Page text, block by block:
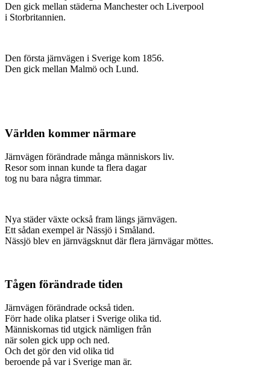
Den gick mellan städerna Manchester och Liverpool
i Storbritannien.
Den första järnvägen i Sverige kom 1856.
Den gick mellan Malmö och Lund.
Världen kommer närmare
Järnvägen förändrade många människors liv.
Resor som innan kunde ta flera dagar
tog nu bara några timmar.
Nya städer växte också fram längs järnvägen.
Ett sådan exempel är Nässjö i Småland.
Nässjö blev en järnvägsknut där flera järnvägar möttes.
Tågen förändrade tiden
Järnvägen förändrade också tiden.
Förr hade olika platser i Sverige olika tid.
Människornas tid utgick nämligen från
när solen gick upp och ned.
Och det gör den vid olika tid
beroende på var i Sverige man är.